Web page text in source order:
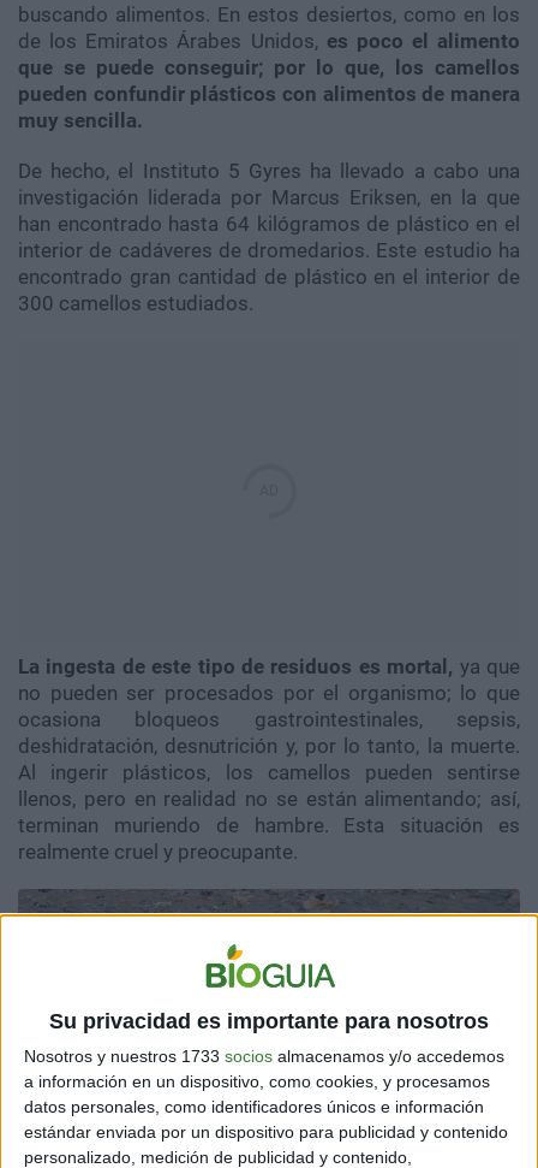
Su privacidad es importante para nosotros
Nosotros y nuestros 1733 socios almacenamos y/o accedemos
a información en un dispositivo, como cookies, y procesamos
datos personales, como identificadores únicos e información
estándar enviada por un dispositivo para publicidad y contenido
personalizado, medición de publicidad y contenido,
buscando alimentos. En estos desiertos, como en los
de los Emiratos Árabes Unidos, es poco el alimento
que se puede conseguir; por lo que, los camellos
pueden confundir plásticos con alimentos de manera
muy sencilla.
De hecho, el Instituto 5 Gyres ha llevado a cabo una
investigación liderada por Marcus Eriksen, en la que
han encontrado hasta 64 kilógramos de plástico en el
interior de cadáveres de dromedarios. Este estudio ha
encontrado gran cantidad de plástico en el interior de
300 camellos estudiados.
La ingesta de este tipo de residuos es mortal, ya que
no pueden ser procesados por el organismo; lo que
ocasiona bloqueos gastrointestinales, sepsis,
deshidratación, desnutrición y, por lo tanto, la muerte.
Al ingerir plásticos, los camellos pueden sentirse
llenos, pero en realidad no se están alimentando; así,
terminan muriendo de hambre. Esta situación es
realmente cruel y preocupante.